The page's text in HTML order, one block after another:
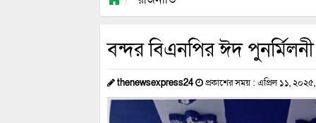
বন্দর বিএনপির ঈদ
thenewsexpress24 প্রকাশের সময় : এপ্রিল ১১,